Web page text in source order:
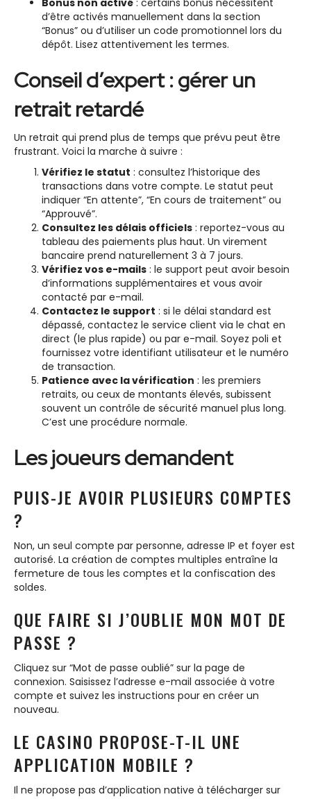
Bonus non activé : certains bonus nécessitent
d’être activés manuellement dans la section
“Bonus” ou d’utiliser un code promotionnel lors du
dépôt. Lisez attentivement les termes.
Conseil d’expert : gérer un
retrait retardé
Un retrait qui prend plus de temps que prévu peut être
frustrant. Voici la marche à suivre :
Vérifiez le statut : consultez l’historique des
transactions dans votre compte. Le statut peut
indiquer “En attente”, “En cours de traitement” ou
“Approuvé”.
Consultez les délais officiels : reportez-vous au
tableau des paiements plus haut. Un virement
bancaire prend naturellement 3 à 7 jours.
Vérifiez vos e-mails : le support peut avoir besoin
d’informations supplémentaires et vous avoir
contacté par e-mail.
Contactez le support : si le délai standard est
dépassé, contactez le service client via le chat en
direct (le plus rapide) ou par e-mail. Soyez poli et
fournissez votre identifiant utilisateur et le numéro
de transaction.
Patience avec la vérification : les premiers
retraits, ou ceux de montants élevés, subissent
souvent un contrôle de sécurité manuel plus long.
C’est une procédure normale.
Les joueurs demandent
PUIS-JE AVOIR PLUSIEURS COMPTES
?
Non, un seul compte par personne, adresse IP et foyer est
autorisé. La création de comptes multiples entraîne la
fermeture de tous les comptes et la confiscation des
soldes.
QUE FAIRE SI J’OUBLIE MON MOT DE
PASSE ?
Cliquez sur “Mot de passe oublié” sur la page de
connexion. Saisissez l’adresse e-mail associée à votre
compte et suivez les instructions pour en créer un
nouveau.
LE CASINO PROPOSE-T-IL UNE
APPLICATION MOBILE ?
Il ne propose pas d’application native à télécharger sur